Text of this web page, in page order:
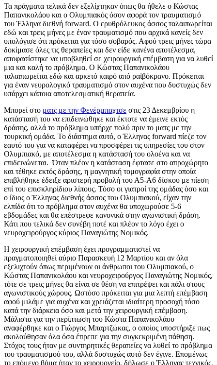
Τα πράγματα τελικά δεν εξελίχτηκαν όπως θα ήθελε ο Κώστας
Παπανικολάου και ο Ολυμπιακός όσον αφορά τον τραυματισμό
του Έλληνα διεθνή forward. Ο ερυθρόλευκος άσσος ταλαιπωρείται
εδώ και τρεις μήνες με έναν τραυματισμό που αρχικά κανείς δεν
υπολόγισε ότι πρόκειται για τόσο σοβαρός. Αφού τρεις μήνες τώρα
δοκίμασε όλες τις θεραπείες και δεν είδε κανένα αποτέλεσμα,
αποφασίστηκε να υποβληθεί σε χειρουργική επέμβαση για να λυθεί
μια και καλή το πρόβλημα. Ο Κώστας Παπανικολάου
ταλαιπωρείται εδώ και αρκετό καιρό από ραϊβόκρανο. Πρόκειται
για έναν νευρολογικό τραυματισμό στον αυχένα που δυστυχώς δεν
υπάρχει κάποια αποτελεσματική θεραπεία.
Μπορεί στο ματς με την Φενέρμπαχτσε στις 23 Δεκεμβρίου η
κατάστασή του να επιδεινώθηκε και έκτοτε να έμεινε εκτός
δράσης, αλλά το πρόβλημα υπήρχε πολύ πριν το ματς με την
τουρκική ομάδα. Το διάστημα αυτό, ο Έλληνας forward πίεζε τον
εαυτό του για να καταφέρει να προσφέρει τις υπηρεσίες του στον
Ολυμπιακό, με αποτέλεσμα η κατάστασή του ολοένα και να
επιδεινώνεται. Όταν πλέον η κατάσταση έφτασε στο απροχώρητο
και τέθηκε εκτός δράσης, η μαγνητική τομογραφία στην οποία
επιβλήθηκε έδειξε αριστερή προβολή του Α5-Α6 δίσκου με πίεση
επί του επισκληρίδιου λίπους. Τόσο οι γιατροί της ομάδας όσο και
ο ίδιος ο Έλληνας διεθνής άσσος του Ολυμπιακού, είχαν την
ελπίδα ότι το πρόβλημα στον αυχένα θα υποχωρούσε 5-6
εβδομάδες και θα επέστρεφε κανονικά στην αγωνιστική δράση.
Κάτι που τελικά δεν συνέβη ποτέ και πλέον το λόγο έχει ο
νευροχειρούργος κύριος Παναγιώτης Νομικός.
Η χειρουργική επέμβαση έχει προγραμματιστεί να
πραγματοποιηθεί αύριο Παρασκευή 12 Μαρτίου και αν όλα
εξελιχτούν όπως περιμένουν οι άνθρωποι του Ολυμπιακού, ο
Κώστας Παπανικολάου και νευροχειρούργος Παναγιώτης Νομικός,
τότε σε τρεις μήνες θα είναι σε θέση να επιτρέψει και πάλι στους
αγωνιστικούς χώρους. Ωστόσο πρόκειται για μια λεπτή επέμβαση
αφού μιλάμε για αυχένα και χρειάζεται ιδιαίτερη προσοχή τόσο
κατά την διάρκεια όσο και μετά την χειρουργική επέμβαση.
Μάλιστα για την περίπτωση του Κώστα Παπανικολάου
αναφέρθηκε και ο Γιώργος Μπαρτζώκας, ο οποίος υποστήριξε πως
ακολούθησαν όλα όσα έπρεπε για την συγκεκριμένη πάθηση.
Στόχος τους ήταν με συντηρητικές θεραπείες να λυθεί το πρόβλημα
του τραυματισμού του, αλλά δυστυχώς αυτό δεν έγινε. Επομένως
το επόμενο βήμα ήταν το χειρουργείο, δήλωσε ο Έλληνας τεχνικός.